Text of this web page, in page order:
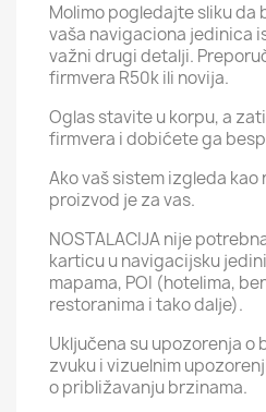
Molimo pogledajte sliku da
vaša navigaciona jedinica
važni drugi detalji.
firmvera R50k ili novija.
Oglas stavite u korpu, a
firmvera i dobićete ga
Ako vaš sistem izgleda kao
proizvod je za vas.
NOSTALACIJA nije
karticu u navigacijsku
mapama, POI (hotelima,
restoranima i tako dalje).
Uključena su upozorenja o
zvuku i vizuelnim
o približavanju brzinama.